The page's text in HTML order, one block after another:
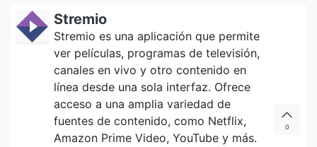
Stremio
Stremio es una aplicación que permite
ver películas, programas de televisión,
canales en vivo y otro contenido en
línea desde una sola interfaz. Ofrece
acceso a una amplia variedad de
fuentes de contenido, como Netflix,
Amazon Prime Video, YouTube y más.
0